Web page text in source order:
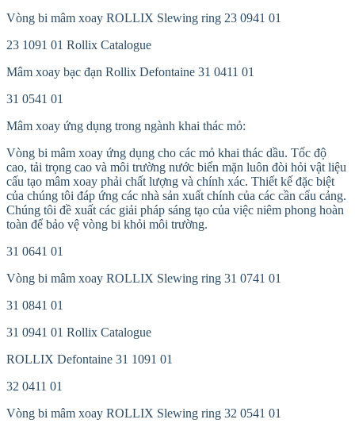
Vòng bi mâm xoay ROLLIX Slewing ring 23 0941 01
23 1091 01 Rollix Catalogue
Mâm xoay bạc đạn Rollix Defontaine 31 0411 01
31 0541 01
Mâm xoay ứng dụng trong ngành khai thác mỏ:
Vòng bi mâm xoay ứng dụng cho các mỏ khai thác dầu. Tốc độ
cao, tải trọng cao và môi trường nước biển mặn luôn đòi hỏi vật liệu
cấu tạo mâm xoay phải chất lượng và chính xác. Thiết kế đặc biệt
của chúng tôi đáp ứng các nhà sản xuất chính của các cần cẩu cảng.
Chúng tôi đề xuất các giải pháp sáng tạo của việc niêm phong hoàn
toàn để bảo vệ vòng bi khỏi môi trường.
31 0641 01
Vòng bi mâm xoay ROLLIX Slewing ring 31 0741 01
31 0841 01
31 0941 01 Rollix Catalogue
ROLLIX Defontaine 31 1091 01
32 0411 01
Vòng bi mâm xoay ROLLIX Slewing ring 32 0541 01